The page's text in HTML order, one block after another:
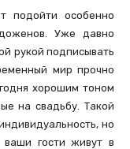
подойти особенно
Уже давно
рукой подписывать
мир прочно
хорошим тоном
на свадьбу. Такой
но
гости живут в